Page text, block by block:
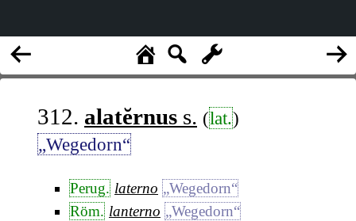
312. alatĕrnus s. (lat.)
„Wegedorn“
Perug. laterno „Wegedorn“
Röm. lanterno „Wegedorn“